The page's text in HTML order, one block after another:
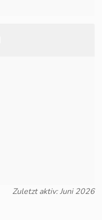
Zuletzt aktiv: Juni 2026